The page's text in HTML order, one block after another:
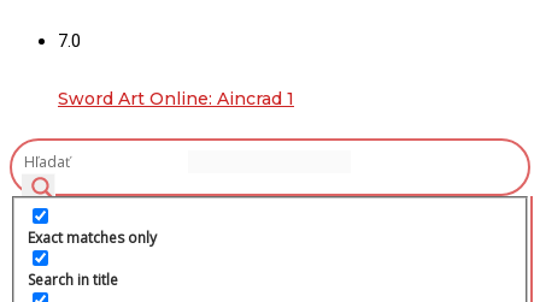
7.0
Sword Art Online: Aincrad 1
Exact matches only
Search in title